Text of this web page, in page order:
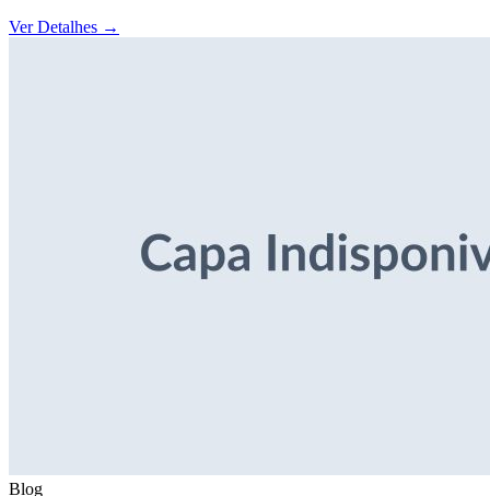
Ver Detalhes →
Blog